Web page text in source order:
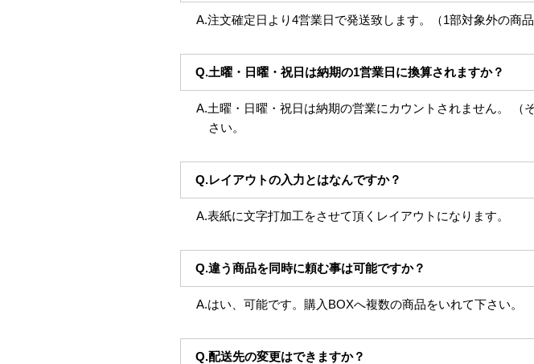
A.注文確定日より4営業日で発送致します。（1部対象外の商品
Q.土曜・日曜・祝日は納期の1営業日に換算されますか？
A.土曜・日曜・祝日は納期の営業にカウントされません。
さい。
Q.レイアウトの入力とはなんですか？
A.表紙に文字打加工をさせて頂くレイアウトになります。
Q.違う商品を同時に頼む事は可能ですか？
A.はい、可能です。購入BOXへ複数の商品をいれて下さい。
Q.配送先の変更はできますか？